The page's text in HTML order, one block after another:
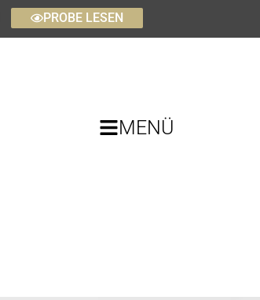
PROBE LESEN
MENÜ